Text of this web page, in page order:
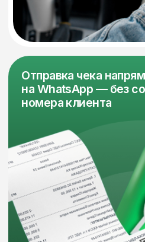
Возможность подключить
переносной принтер
Проводим все
необходимые
кассовые операции